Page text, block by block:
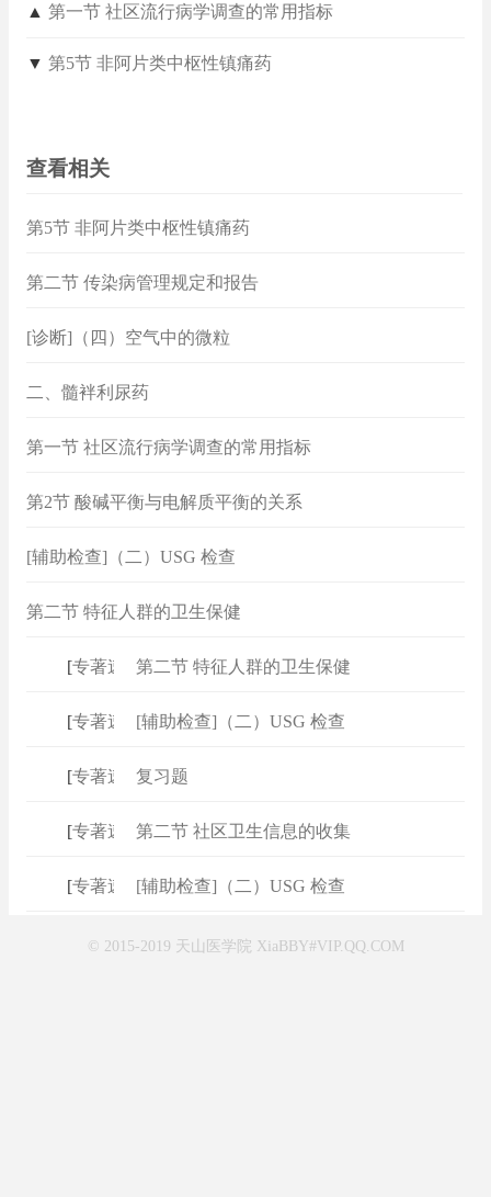
▲ 第一节 社区流行病学调查的常用指标
▼ 第5节 非阿片类中枢性镇痛药
查看相关
第5节 非阿片类中枢性镇痛药
第二节 传染病管理规定和报告
[诊断]（四）空气中的微粒
二、髓袢利尿药
第一节 社区流行病学调查的常用指标
第2节 酸碱平衡与电解质平衡的关系
[辅助检查]（二）USG 检查
第二节 特征人群的卫生保健
专著速查]
第二节 特征人群的卫生保健
专著速查 ]
[辅助检查]（二）USG 检查
专著速查]
复习题
专著速查]
第二节 社区卫生信息的收集
专著速查 ]
[辅助检查]（二）USG 检查
© 2015-2019 天山医学院 XiaBBY#VIP.QQ.COM